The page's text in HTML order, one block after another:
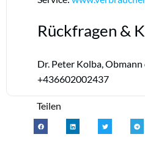
Rückfragen &
Dr. Peter Kolba, Obmann
+436602002437
Teilen